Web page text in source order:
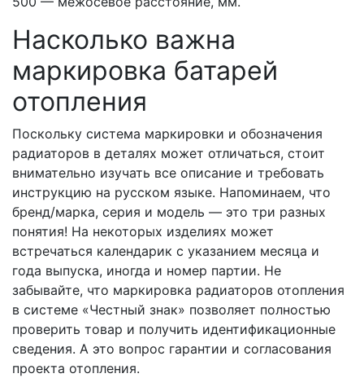
Насколько важна
маркировка батарей
отопления
Поскольку система маркировки и обозначения
радиаторов в деталях может отличаться, стоит
внимательно изучать все описание и требовать
инструкцию на русском языке. Напоминаем, что
бренд/марка, серия и модель — это три разных
понятия! На некоторых изделиях может
встречаться календарик с указанием месяца и
года выпуска, иногда и номер партии. Не
забывайте, что маркировка радиаторов отопления
в системе «Честный знак» позволяет полностью
проверить товар и получить идентификационные
сведения. А это вопрос гарантии и согласования
проекта отопления.